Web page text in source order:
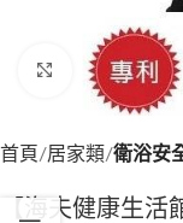
Click to enlarge
首頁 居家類 衛浴安
【海夫健康生